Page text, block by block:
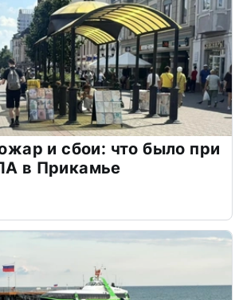
и сбои: что было при
в Прикамье